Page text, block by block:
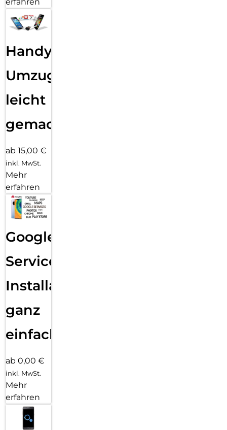
Handy
Umzug
leicht
gemacht!
ab 15,00 €
inkl. MwSt.
Mehr
erfahren
Google
Services
Installation
ganz
einfach
ab 0,00 €
inkl. MwSt.
Mehr
erfahren